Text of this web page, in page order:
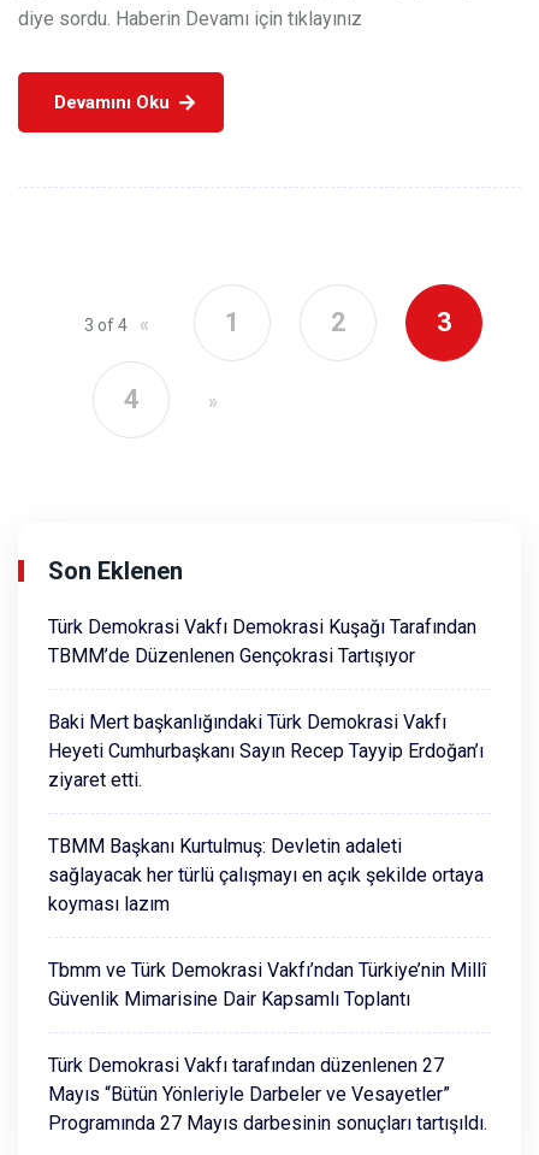
diye sordu. Haberin Devamı için tıklayınız
Devamını Oku
3 of 4 « 1 2 3
4 »
Son Eklenen
Türk Demokrasi Vakfı Demokrasi Kuşağı Tarafından
TBMM’de Düzenlenen Gençokrasi Tartışıyor
Baki Mert başkanlığındaki Türk Demokrasi Vakfı
Heyeti Cumhurbaşkanı Sayın Recep Tayyip Erdoğan’ı
ziyaret etti.
TBMM Başkanı Kurtulmuş: Devletin adaleti
sağlayacak her türlü çalışmayı en açık şekilde ortaya
koyması lazım
Tbmm ve Türk Demokrasi Vakfı’ndan Türkiye’nin Millî
Güvenlik Mimarisine Dair Kapsamlı Toplantı
Türk Demokrasi Vakfı tarafından düzenlenen 27
Mayıs “Bütün Yönleriyle Darbeler ve Vesayetler”
Programında 27 Mayıs darbesinin sonuçları tartışıldı.